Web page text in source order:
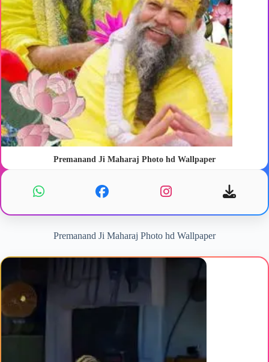
Premanand Ji Maharaj Photo hd Wallpaper
Premanand Ji Maharaj Photo hd Wallpaper